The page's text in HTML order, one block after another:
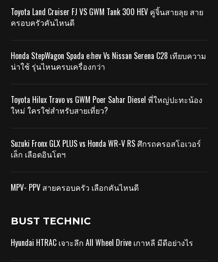
Toyota Land Cruiser FJ VS GWM Tank 300 HEV คู่จิ้นสายลุย สาย
ครอบครัวคันไหนดี
Honda StepWagon Spada e:hev Vs Nissan Serena C28 เทียบความ
น่าใช้ รุ่นไหนครบเครื่องกว่า
Toyota Hilux Travo vs GWM Poer Sahar Diesel พี่ใหญ่ปะทะน้อง
ใหม่ ใครใช่สำหรับสายเที่ยว?
Suzuki Fronx GLX PLUS vs Honda WR-V RS ศึกรถครอสโอเวอร์
เล็ก เลือดอินโดฯ
MPV- PPV สายครอบครัว เลือกคันไหนดี
BUST TECHNIC
Hyundai HTRAC เจาะลึก All Wheel Drive เกาหลี มีดีอย่างไร